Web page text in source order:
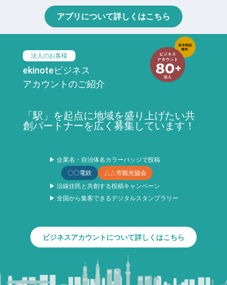
アプリについて詳しくはこちら
法人のお客様
ekinoteビジネス
アカウントのご紹介
「駅」を起点に地域を盛り上げたい共
創パートナーを広く募集しています！
▶ 企業名・自治体名カラーバッジで投稿
〇〇電鉄
△△市観光協会
▶ 沿線住民と共創する投稿キャンペーン
▶ 全国から集客できるデジタルスタンプラリー
ビジネスアカウントについて詳しくはこちら